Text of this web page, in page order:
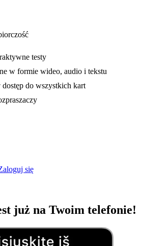
testy
w formie wideo, audio i tekstu
do wszystkich kart
się
już na Twoim telefonie!